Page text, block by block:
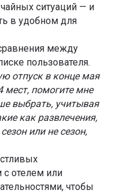
ситуаций — и
в удобном для
между
пользователя.
отпуск в конце мая
мест, помогите мне
выбрать, учитывая
как развлечения,
или не сезон,
с отелем или
чтобы